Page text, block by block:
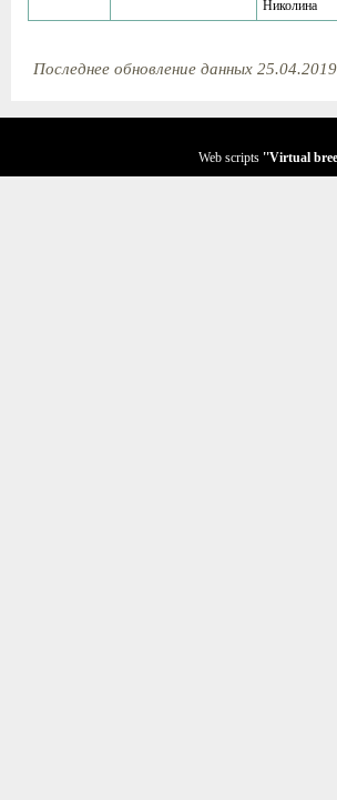
Николина
Последнее обновление данных
Web scripts ''Virtual